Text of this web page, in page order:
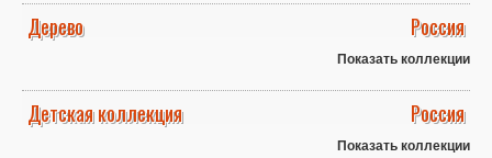
Дерево Россия
Показать коллекции
Детская коллекция Россия
Показать коллекции